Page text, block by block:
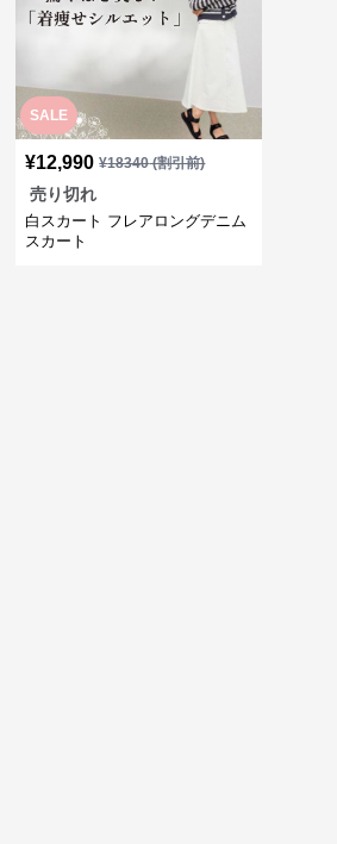
SALE
¥12,990 ¥18340(割引前)
売り切れ
白スカート フレアロングデニム
スカート